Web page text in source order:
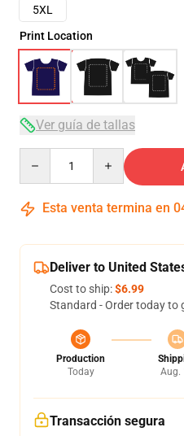
5XL
Print Location
Ver guía de tallas
Esta venta termina en
Deliver to United
Cost to ship:$6.99
Standard - Order today to
Production
Today
Aug.
Transacción segura